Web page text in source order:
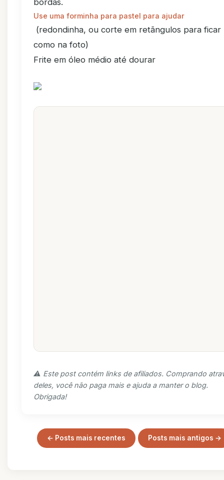
Use uma forminha para pastel para ajudar
(redondinha, ou corte em retãngulos para ficar
como na foto)
Frite em óleo médio até dourar
⚠️ Este post contém links de afiliados. Comprando
deles, você não paga mais e ajuda a manter o blog.
Obrigada!
← Posts mais recentes Posts mais antigos →